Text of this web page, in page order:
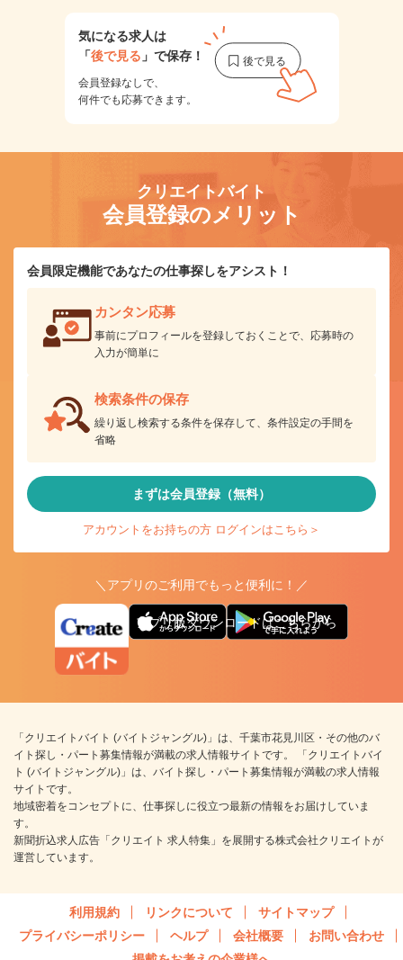
気になる求人は
「後で見る 」で保存！
会員登録なしで、
何件でも応募できます。
クリエイトバイト
会員登録のメリット
会員限定機能であなたの仕事探しをアシスト！
カンタン応募
事前にプロフィールを登録しておくことで、応募時の
入力が簡単に
検索条件の保存
繰り返し検索する条件を保存して、条件設定の手間を
省略
まずは会員登録（無料）
アカウントをお持ちの方 ログインはこちら＞
＼アプリのご利用でもっと便利に！／
アプリ版ダウンロードはこちらから
「クリエイトバイト (バイトジャングル)」は、千葉市花見川区・その他のバ
イト探し・パート募集情報が満載の求人情報サイトです。 「クリエイトバイ
ト (バイトジャングル)」は、バイト探し・パート募集情報が満載の求人情報
サイトです。
地域密着をコンセプトに、仕事探しに役立つ最新の情報をお届けしていま
す。
新聞折込求人広告「クリエイト 求人特集」を展開する株式会社クリエイトが
運営しています。
利用規約 リンクについて
サイトマップ
プライバシーポリシー
ヘルプ 会社概要
お問い合わせ